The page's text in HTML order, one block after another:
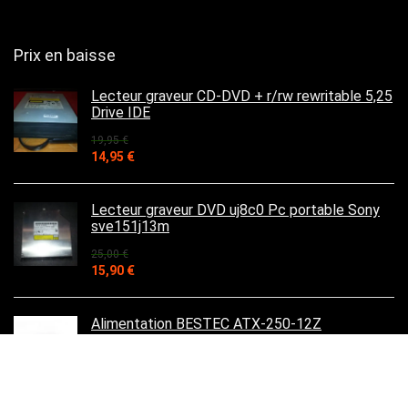
Prix en baisse
Lecteur graveur CD-DVD + r/rw rewritable 5,25
Drive IDE
19,95€
Le
initial
était :
19,95 €.
14,95 €Le
actuel
est :
14,95 €.
Lecteur graveur DVD uj8c0 Pc portable Sony
sve151j13m
25,00€
Le
initial
était :
25,00 €.
15,90 €Le
actuel
est :
15,90 €.
Alimentation BESTEC ATX-250-12Z